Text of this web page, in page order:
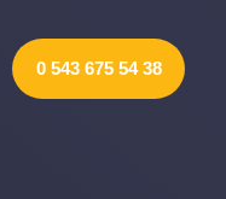
0 543 675 54 38